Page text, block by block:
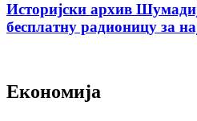
Историјски архив
бесплатну радионицу за
Економија